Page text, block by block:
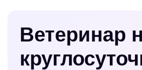
Ветеринар